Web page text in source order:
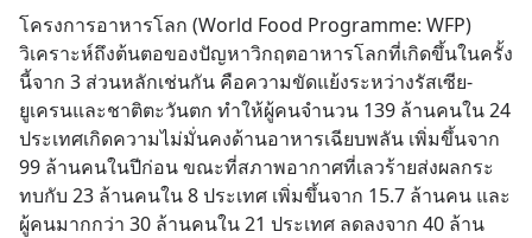
โครงการอาหารโลก (World Food Programme: WFP)
วิเคราะห์ถึงต้นตอของปัญหาวิกฤตอาหารโลกที่เกิดขึ้นในครั้ง
นี้จาก 3 ส่วนหลักเช่นกัน คือความขัดแย้งระหว่างรัสเซีย-
ยูเครนและชาติตะวันตก ทำให้ผู้คนจำนวน 139 ล้านคนใน 24
ประเทศเกิดความไม่มั่นคงด้านอาหารเฉียบพลัน เพิ่มขึ้นจาก
99 ล้านคนในปีก่อน ขณะที่สภาพอากาศที่เลวร้ายส่งผลกระ
ทบกับ 23 ล้านคนใน 8 ประเทศ เพิ่มขึ้นจาก 15.7 ล้านคน และ
ผู้คนมากกว่า 30 ล้านคนใน 21 ประเทศ ลดลงจาก 40 ล้าน